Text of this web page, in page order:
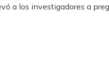
a los investigadores a